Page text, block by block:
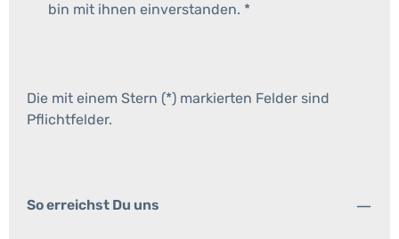
bin mit ihnen einverstanden. *
Die mit einem Stern (*) markierten Felder sind
Pflichtfelder.
So erreichst Du uns